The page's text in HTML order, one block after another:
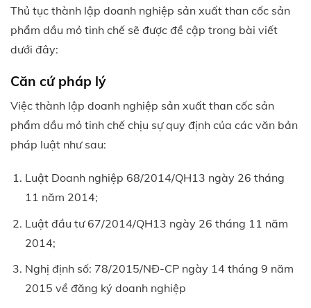
Thủ tục thành lập doanh nghiệp sản xuất than cốc sản
phẩm dầu mỏ tinh chế sẽ được đề cập trong bài viết
dưới đây:
Căn cứ pháp lý
Việc thành lập doanh nghiệp sản xuất than cốc sản
phẩm dầu mỏ tinh chế chịu sự quy định của các văn bản
pháp luật như sau:
Luật Doanh nghiệp 68/2014/QH13 ngày 26 tháng
11 năm 2014;
Luật đầu tư 67/2014/QH13 ngày 26 tháng 11 năm
2014;
Nghị định số: 78/2015/NĐ-CP ngày 14 tháng 9 năm
2015 về đăng ký doanh nghiệp